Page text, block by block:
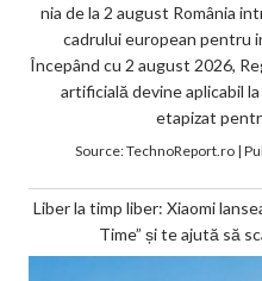
nia de la 2 august România
cadrului european pentru
Începând cu 2 august 2026,
artificială devine aplicabil
etapizat
Source:TechnoReport.ro|
Liber la timp liber: Xiaomi
Time” și te ajută să